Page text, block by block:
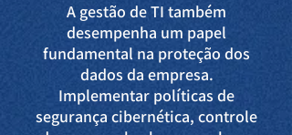
A gestão de TI também
desempenha um papel
fundamental na proteção dos
dados da empresa.
Implementar políticas de
segurança cibernética, controle